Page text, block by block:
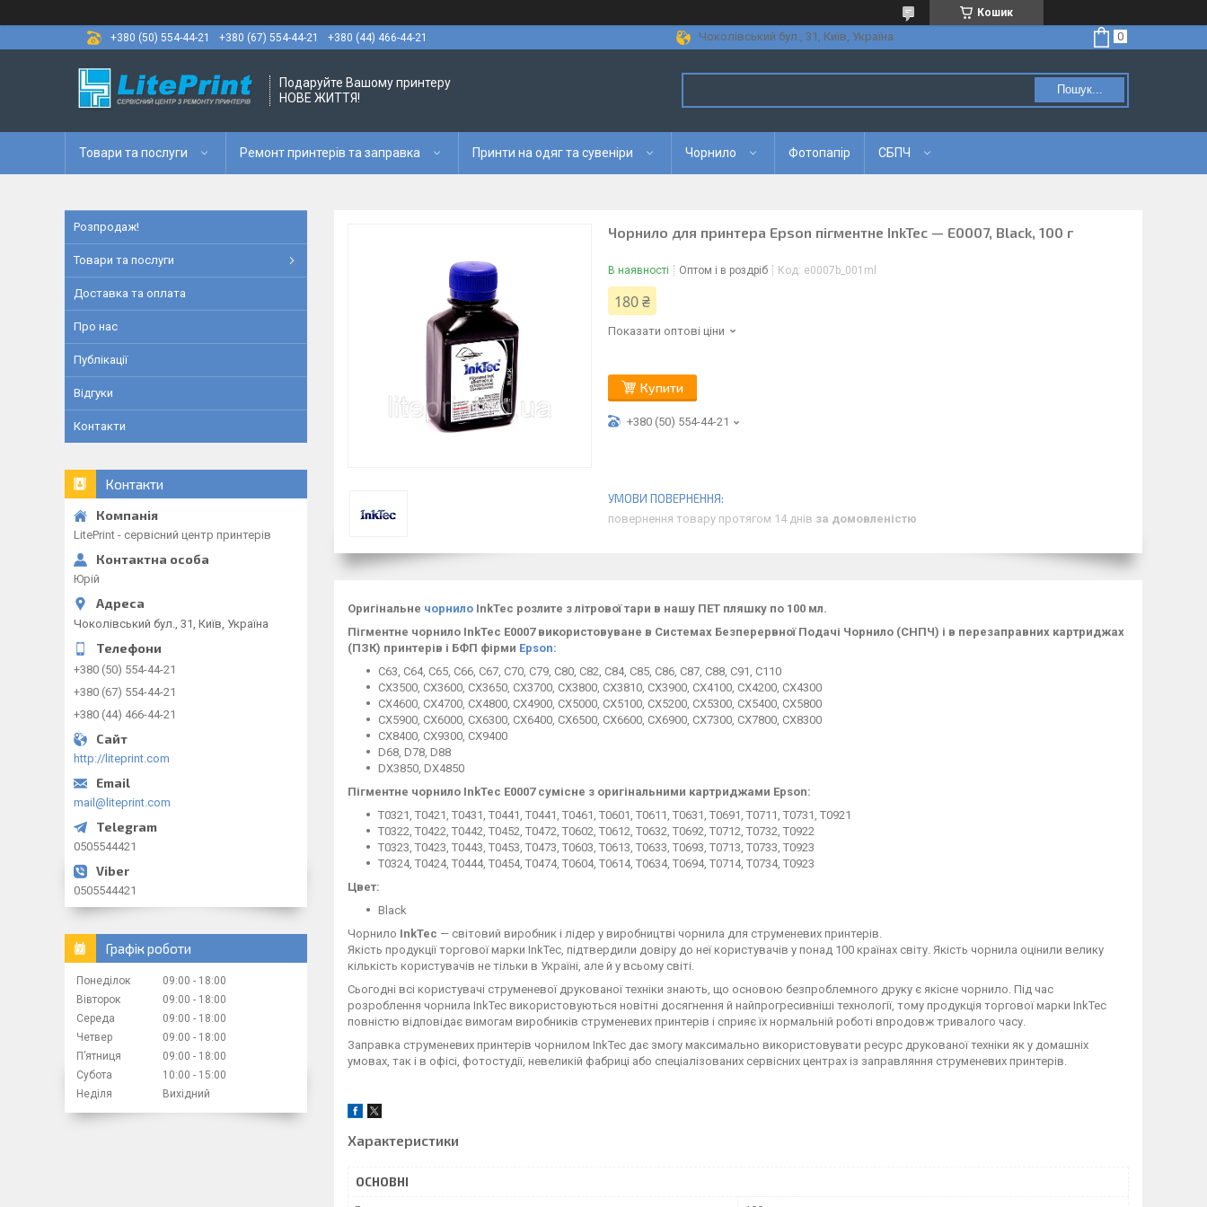
Кошик
+380 (50) 554-44-21
+380 (67) 554-44-21 +380 (44) 466-44-21 Чоколівський бул., 31, Київ, Україна
Подаруйте Вашому принтеру
НОВЕ ЖИТТЯ!
Пошук...
Товари та послуги Ремонт принтерів та заправка Принти на одяг та сувеніри Чорнило Фотопапір СБПЧ
Чорнило для принтера Epson пігментне InkTec — E0007, Black, 100 г
В наявності Оптом і в роздріб Код: e0007b_001ml
180 ₴
Показати оптові ціни
Купити
+380 (50) 554-44-21
повернення товару протягом 14 днів за домовленістю
Оригінальне чорнило InkTec розлите з літрової тари в нашу ПЕТ пляшку по 100 мл.
Пігментне чорнило InkTec E0007 використовуване в Системах Безперервної Подачі Чорнило (СНПЧ) і в перезаправних картриджах
(ПЗК) принтерів і БФП фірми Epson:
C63, C64, C65, C66, C67, C70, C79, C80, C82, C84, C85, C86, C87, C88, C91, C110
CX3500, CX3600, CX3650, CX3700, CX3800, CX3810, CX3900, CX4100, CX4200, CX4300
CX4600, CX4700, CX4800, CX4900, CX5000, CX5100, CX5200, CX5300, CX5400, CX5800
CX5900, CX6000, CX6300, CX6400, CX6500, CX6600, CX6900, CX7300, CX7800, CX8300
CX8400, CX9300, CX9400
D68, D78, D88
DX3850, DX4850
Пігментне чорнило InkTec E0007 сумісне з оригінальними картриджами Epson:
T0321, T0421, T0431, T0441, T0441, T0461, T0601, T0611, T0631, T0691, T0711, T0731, T0921
T0322, T0422, T0442, T0452, T0472, T0602, T0612, T0632, T0692, T0712, T0732, T0922
T0323, T0423, T0443, T0453, T0473, T0603, T0613, T0633, T0693, T0713, T0733, T0923
T0324, T0424, T0444, T0454, T0474, T0604, T0614, T0634, T0694, T0714, T0734, T0923
Цвет:
Black
Чорнило InkTec — світовий виробник і лідер у виробництві чорнила для струменевих принтерів.
Якість продукції торгової марки InkTec, підтвердили довіру до неї користувачів у понад 100 країнах світу. Якість чорнила оцінили велику
кількість користувачів не тільки в Україні, але й у всьому світі.
Сьогодні всі користувачі струменевої друкованої техніки знають, що основою безпроблемного друку є якісне чорнило. Під час
розроблення чорнила InkTec використовуються новітні досягнення й найпрогресивніші технології, тому продукція торгової марки InkTec
повністю відповідає вимогам виробників струменевих принтерів і сприяє їх нормальній роботі впродовж тривалого часу.
Заправка струменевих принтерів чорнилом InkTec дає змогу максимально використовувати ресурс друкованої техніки як у домашніх
умовах, так і в офісі, фотостудії, невеликій фабриці або спеціалізованих сервісних центрах із заправляння струменевих принтерів.
Характеристики
ОСНОВНІ
Розпродаж!
Товари та послуги
Доставка та оплата
Про нас
Публікації
Відгуки
Контакти
Контакти
LitePrint - сервісний центр принтерів
Юрій
Чоколівський бул., 31, Київ, Україна
+380 (50) 554-44-21
+380 (67) 554-44-21
+380 (44) 466-44-21
http://liteprint.com
mail@liteprint.com
0505544421
0505544421
Графік роботи
Понеділок 09:00
18:00
Вівторок
09:00
18:00
Середа
09:00
18:00
Четвер
09:00
18:00
Пʼятниця
09:00
18:00
Субота
10:00
15:00
Неділя
Вихідний